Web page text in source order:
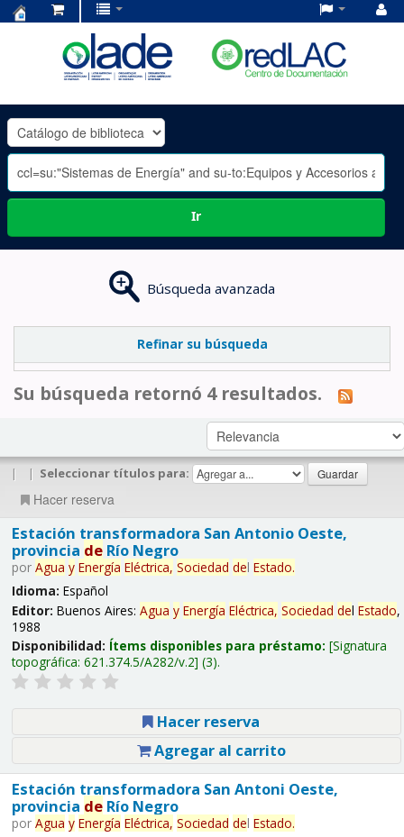
OLADE
-
Ir
Búsqueda avanzada
Refinar su búsqueda
Su búsqueda retornó 4 resultados.
| | Seleccionar títulos para:
Hacer reserva
Estación transformadora San Antonio Oeste,
provincia deRío Negro
por Agua y Energía Eléctrica, Sociedad del Estado.
Idioma: Español
Editor: Buenos Aires: Agua y Energía Eléctrica, Sociedad del Estado,
1988
Disponibilidad: Ítems disponibles para préstamo: Signatura
topográfica: 621.374.5/A282/v.2 (3).
Hacer reserva
Agregar al carrito
Estación transformadora San Antoni Oeste,
provincia deRío Negro
por Agua y Energía Eléctrica, Sociedad del Estado.